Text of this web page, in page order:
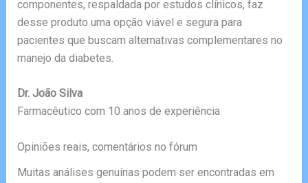
componentes, respaldada por estudos clínicos, faz
desse produto uma opção viável e segura para
pacientes que buscam alternativas complementares no
manejo da diabetes.
Dr. João Silva
Farmacêutico com 10 anos de experiência
Opiniões reais, comentários no fórum
Muitas análises genuínas podem ser encontradas em